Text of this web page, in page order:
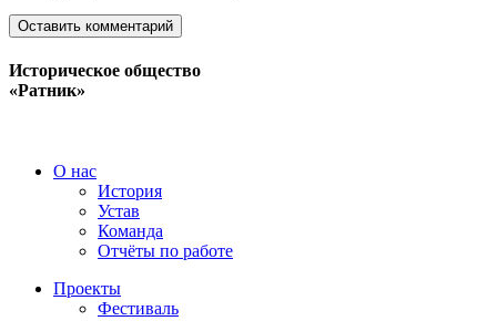
Историческое общество
«Ратник»
О нас
История
Устав
Команда
Отчёты по работе
Проекты
Фестиваль